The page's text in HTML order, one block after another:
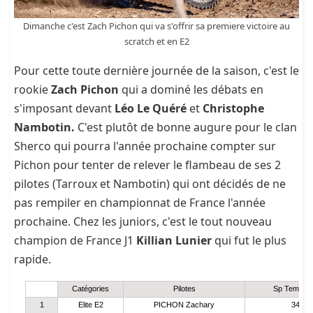
38 Juniors E2 MARCHINI Adrien 37:32.94
39 Juniors E1 CRIQ William 37:34.75
Juniors E3 BECKER Loup 38:01.66
Juniors E1 LAGNEL Adrien
45 Juniors E2 SEGUIN Maxence
46 Elite E2 PAILLASSON Marceau 39:28.43
Juniors E2 DESTARAC Thomas
Dimanche c'est Zach Pichon qui va s'offrir sa premiere victoire au
scratch et en E2
Pour cette toute dernière journée de la saison, c'est le
rookieZach Pichon qui a dominé les débats en
s'imposant devant Léo Le Quéré et Christophe
Nambotin. C'est plutôt de bonne augure pour le clan
Sherco qui pourra l'année prochaine compter sur
Pichon pour tenter de relever le flambeau de ses 2
pilotes (Tarroux et Nambotin) qui ont décidés de ne
pas rempiler en championnat de France l'année
prochaine. Chez les juniors, c'est le tout nouveau
champion de France J1 Killian Lunier qui fut le plus
rapide.
Catégories Pilotes
Sp Temps
1
Elite E2 PICHON Zachary